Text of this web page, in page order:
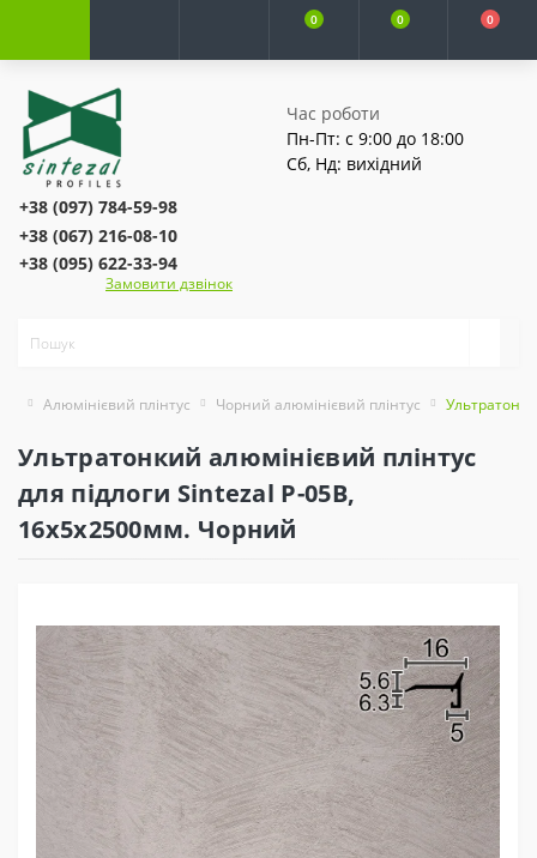
0 0 0
Час роботи
Пн-Пт: с 9:00 до 18:00
Сб, Нд: вихідний
+38 (097) 784-59-98
+38 (067) 216-08-10
+38 (095) 622-33-94
Замовити дзвінок
Алюмінієвий плінтус Чорний алюмінієвий плінтус
Ультратонкий алюмінієвий плінтус
для підлоги Sintezal P-05B,
16х5х2500мм. Чорний